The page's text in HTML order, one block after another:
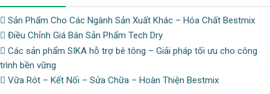
Sản Phẩm Cho Các Ngành Sản Xuất Khác – Hóa Chất Bestmix
Điều Chỉnh Giá Bán Sản Phẩm Tech Dry
Các sản phẩm SIKA hỗ trợ bê tông – Giải pháp tối ưu cho công
trình bền vững
Vữa Rót – Kết Nối – Sửa Chữa – Hoàn Thiện Bestmix